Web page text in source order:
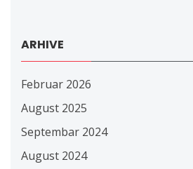
ARHIVE
Februar 2026
August 2025
Septembar 2024
August 2024